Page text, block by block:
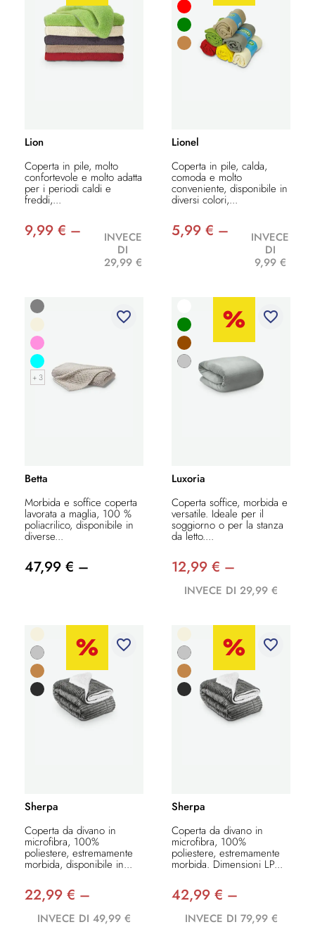
Lion
Coperta in pile, molto
confortevole e molto adatta
per i periodi caldi e
freddi,...
9,99 € –
INVECE
DI
29,99 €
Lionel
Coperta in pile, calda,
comoda e molto
conveniente, disponibile in
diversi colori,...
5,99 € –
INVECE
DI
9,99 €
+ 3
favorite_border
Betta
Morbida e soffice coperta
lavorata a maglia, 100 %
poliacrilico, disponibile in
diverse...
47,99 € –
favorite_border
Luxoria
Coperta soffice, morbida e
versatile. Ideale per il
soggiorno o per la stanza
da letto....
12,99 € –
INVECE DI 29,99 €
favorite_border
Sherpa
Coperta da divano in
microfibra, 100%
poliestere, estremamente
morbida, disponibile in...
22,99 € –
INVECE DI 49,99 €
favorite_border
Sherpa
Coperta da divano in
microfibra, 100%
poliestere, estremamente
morbida. Dimensioni LP...
42,99 € –
INVECE DI 79,99 €